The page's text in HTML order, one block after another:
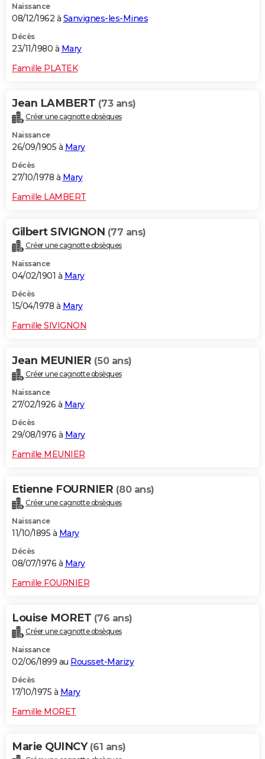
Naissance
08/12/1962 à Sanvignes-les-Mines
Décès
23/11/1980 à Mary
Famille PLATEK
Jean LAMBERT (73 ans)
Créer une cagnotte obsèques
Naissance
26/09/1905 à Mary
Décès
27/10/1978 à Mary
Famille LAMBERT
Gilbert SIVIGNON (77 ans)
Créer une cagnotte obsèques
Naissance
04/02/1901 à Mary
Décès
15/04/1978 à Mary
Famille SIVIGNON
Jean MEUNIER (50 ans)
Créer une cagnotte obsèques
Naissance
27/02/1926 à Mary
Décès
29/08/1976 à Mary
Famille MEUNIER
Etienne FOURNIER (80 ans)
Créer une cagnotte obsèques
Naissance
11/10/1895 à Mary
Décès
08/07/1976 à Mary
Famille FOURNIER
Louise MORET (76 ans)
Créer une cagnotte obsèques
Naissance
02/06/1899 au Rousset-Marizy
Décès
17/10/1975 à Mary
Famille MORET
Marie QUINCY (61 ans)